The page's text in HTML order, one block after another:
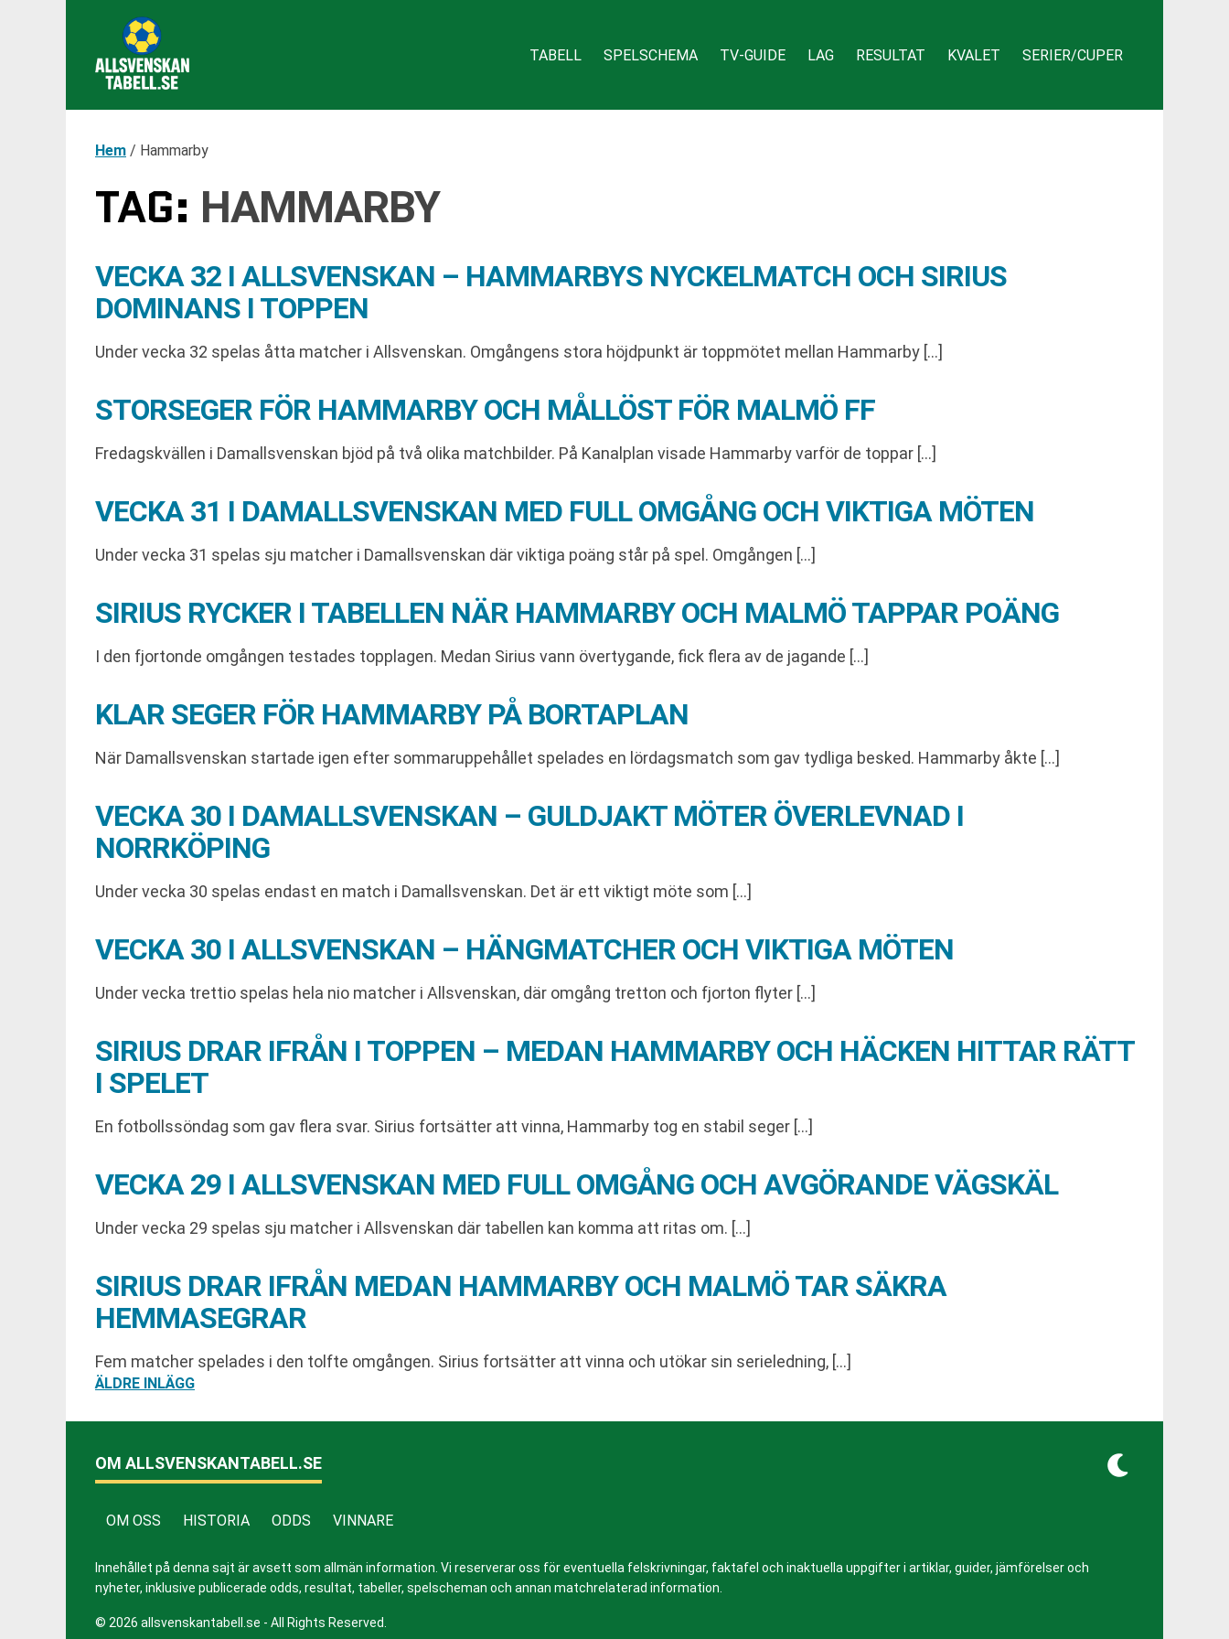
TABELL SPELSCHEMA TV-GUIDE LAG RESULTAT KVALET SERIER/CUPER
Hem / Hammarby
TAG: HAMMARBY
VECKA 32 I ALLSVENSKAN – HAMMARBYS NYCKELMATCH OCH SIRIUS
DOMINANS I TOPPEN
Under vecka 32 spelas åtta matcher i Allsvenskan. Omgångens stora höjdpunkt är toppmötet mellan Hammarby […]
STORSEGER FÖR HAMMARBY OCH MÅLLÖST FÖR MALMÖ FF
Fredagskvällen i Damallsvenskan bjöd på två olika matchbilder. På Kanalplan visade Hammarby varför de toppar […]
VECKA 31 I DAMALLSVENSKAN MED FULL OMGÅNG OCH VIKTIGA MÖTEN
Under vecka 31 spelas sju matcher i Damallsvenskan där viktiga poäng står på spel. Omgången […]
SIRIUS RYCKER I TABELLEN NÄR HAMMARBY OCH MALMÖ TAPPAR POÄNG
I den fjortonde omgången testades topplagen. Medan Sirius vann övertygande, fick flera av de jagande […]
KLAR SEGER FÖR HAMMARBY PÅ BORTAPLAN
När Damallsvenskan startade igen efter sommaruppehållet spelades en lördagsmatch som gav tydliga besked. Hammarby åkte […]
VECKA 30 I DAMALLSVENSKAN – GULDJAKT MÖTER ÖVERLEVNAD I
NORRKÖPING
Under vecka 30 spelas endast en match i Damallsvenskan. Det är ett viktigt möte som […]
VECKA 30 I ALLSVENSKAN – HÄNGMATCHER OCH VIKTIGA MÖTEN
Under vecka trettio spelas hela nio matcher i Allsvenskan, där omgång tretton och fjorton flyter […]
SIRIUS DRAR IFRÅN I TOPPEN – MEDAN HAMMARBY OCH HÄCKEN HITTAR RÄTT
I SPELET
En fotbollssöndag som gav flera svar. Sirius fortsätter att vinna, Hammarby tog en stabil seger […]
VECKA 29 I ALLSVENSKAN MED FULL OMGÅNG OCH AVGÖRANDE VÄGSKÄL
Under vecka 29 spelas sju matcher i Allsvenskan där tabellen kan komma att ritas om. […]
SIRIUS DRAR IFRÅN MEDAN HAMMARBY OCH MALMÖ TAR SÄKRA
HEMMASEGRAR
Fem matcher spelades i den tolfte omgången. Sirius fortsätter att vinna och utökar sin serieledning, […]
INLÄGGSNAVIGERING
ÄLDRE INLÄGG
OM ALLSVENSKANTABELL.SE
OM OSS HISTORIA ODDS VINNARE
Innehållet på denna sajt är avsett som allmän information. Vi reserverar oss för eventuella felskrivningar, faktafel och inaktuella uppgifter i artiklar, guider, jämförelser och
nyheter, inklusive publicerade odds, resultat, tabeller, spelscheman och annan matchrelaterad information.
© 2026 allsvenskantabell.se - All Rights Reserved.